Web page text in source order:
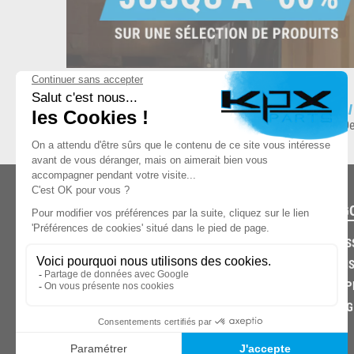
ESPACE DE STOCKAGE
8.500 produits en stock
03.85.32.96.74
© 2026 - KPX PARTS - SITE CRÉÉ PARLET'S CLIC